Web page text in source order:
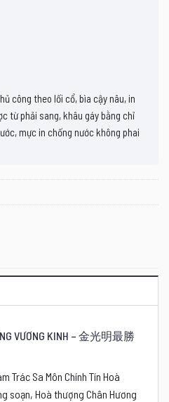
công theo lối cổ, bìa cậy nâu, in
từ phải sang, khâu gáy bằng chỉ
mực in chống nước không phai
VƯƠNG KINH – 金光明最勝
Trác Sa Môn Chính Tín Hoà
soạn, Hoà thượng Chân Hương